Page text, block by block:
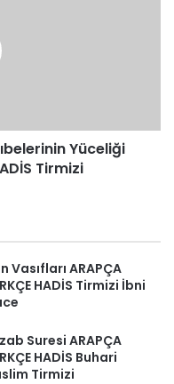
Yüceliği
Tirmizi
Vasıfları ARAPÇA
HADİS Tirmizi İbni
Suresi ARAPÇA
HADİS Buhari
Tirmizi